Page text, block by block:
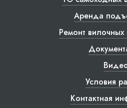
Аренда
Ремонт вилочных
Условия
Контактная